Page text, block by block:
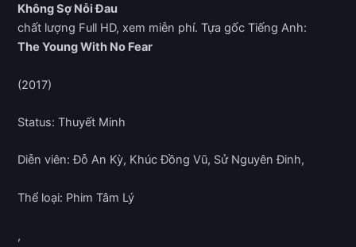
Không Sợ Nỗi Đau
chất lượng Full HD, xem miễn phí. Tựa gốc Tiếng Anh:
The Young With No Fear
(2017)
Status: Thuyết Minh
Diễn viên: Đỗ An Kỳ, Khúc Đồng Vũ, Sử Nguyên Đinh,
Thể loại: Phim Tâm Lý
,